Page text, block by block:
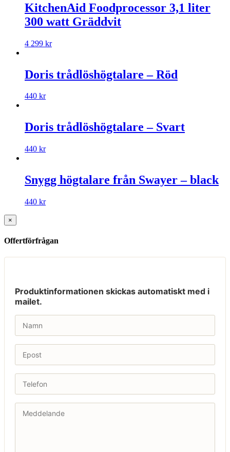
KitchenAid Foodprocessor 3,1 liter
300 watt Gräddvit
4 299 kr
Doris trådlöshögtalare – Röd
440 kr
Doris trådlöshögtalare – Svart
440 kr
Snygg högtalare från Swayer – black
440 kr
×
Offertförfrågan
Produktinformationen skickas automatiskt med i
mailet.